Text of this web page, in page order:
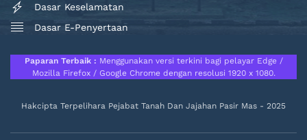
Dasar Keselamatan
Dasar E-Penyertaan
Paparan Terbaik : Menggunakan versi terkini bagi pelayar Edge /
Mozilla Firefox / Google Chrome dengan resolusi 1920 x 1080.
Hakcipta Terpelihara Pejabat Tanah Dan Jajahan Pasir Mas - 2025